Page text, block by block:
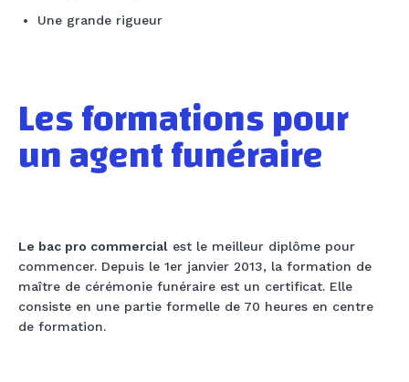
Une grande rigueur
Les formations pour
unagent funéraire
Le bac pro commercial est le meilleur diplôme pour
commencer. Depuis le 1er janvier 2013, la formation de
maître de cérémonie funéraire est un certificat. Elle
consiste en une partie formelle de 70 heures en centre
de formation.